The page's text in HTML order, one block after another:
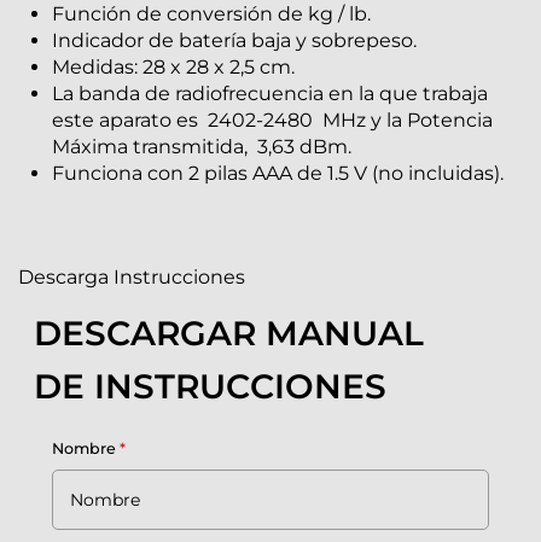
Función de conversión de kg / lb.
Indicador de batería baja y sobrepeso.
Medidas: 28 x 28 x 2,5 cm.
La banda de radiofrecuencia en la que trabaja
este aparato es 2402-2480 MHz y la Potencia
Máxima transmitida, 3,63 dBm.
Funciona con 2 pilas AAA de 1.5 V (no incluidas).
Descarga Instrucciones
DESCARGAR MANUAL
DE INSTRUCCIONES
Nombre *